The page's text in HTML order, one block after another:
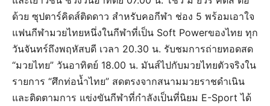
ด้วย ซุปตาร์คิดส์ติดดาว สำหรับคอกีฬา ช่อง 5 พร้อมเอาใจ
แฟนกีฬามวยไทยหนึ่งในกีฬาที่เป็น Soft Powerของไทย ทุก
วันจันทร์ถึงพฤหัสบดี เวลา 20.30 น. รับชมการถ่ายทอดสด
“มวยไทย” วันอาทิตย์ 18.00 น. มันส์ไปกับมวยไทยตัวจริงใน
รายการ “ศึกท่อน้ำไทย” สดตรงจากสนามมวยราชดำเนิน
และติดตามการ แข่งขันกีฬาที่กำลังเป็นที่นิยม E-Sport ได้